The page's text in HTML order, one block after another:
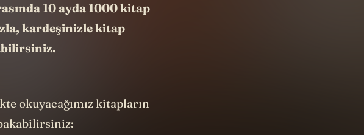
10 ayda 1000 kitap
kardeşinizle kitap
okuyacağımız kitapların